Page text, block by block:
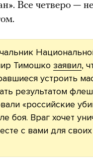
Все четверо —
Тимошко заявил,
устроить
результатом
«российские
боя. Враг хочет
с вами для